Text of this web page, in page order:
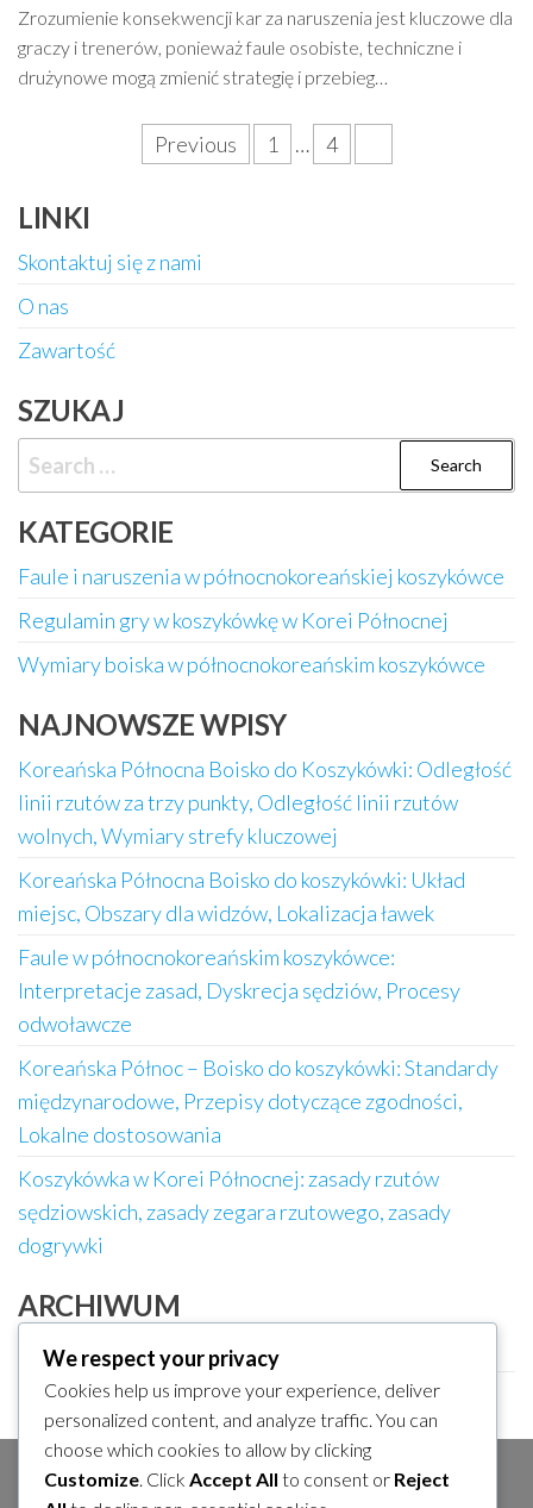
Zrozumienie konsekwencji kar za naruszenia jest kluczowe dla
graczy i trenerów, ponieważ faule osobiste, techniczne i
drużynowe mogą zmienić strategię i przebieg…
Previous 1 … 4
LINKI
Skontaktuj się z nami
O nas
Zawartość
SZUKAJ
Search
for:
KATEGORIE
Faule i naruszenia w północnokoreańskiej koszykówce
Regulamin gry w koszykówkę w Korei Północnej
Wymiary boiska w północnokoreańskim koszykówce
NAJNOWSZE WPISY
Koreańska Północna Boisko do Koszykówki: Odległość
linii rzutów za trzy punkty, Odległość linii rzutów
wolnych, Wymiary strefy kluczowej
Koreańska Północna Boisko do koszykówki: Układ
miejsc, Obszary dla widzów, Lokalizacja ławek
Faule w północnokoreańskim koszykówce:
Interpretacje zasad, Dyskrecja sędziów, Procesy
odwoławcze
Koreańska Północ – Boisko do koszykówki: Standardy
międzynarodowe, Przepisy dotyczące zgodności,
Lokalne dostosowania
Koszykówka w Korei Północnej: zasady rzutów
sędziowskich, zasady zegara rzutowego, zasady
dogrywki
ARCHIWUM
February 2026
January 2026
SZUKAJ
We respect your privacy
Cookies help us improve your experience, deliver
personalized content, and analyze traffic. You can
choose which cookies to allow by clicking
Customize. Click Accept All to consent or Reject